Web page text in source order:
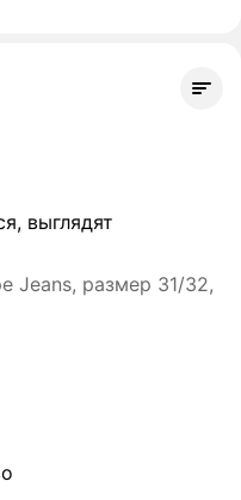
выглядят
Jeans, размер 31/32,